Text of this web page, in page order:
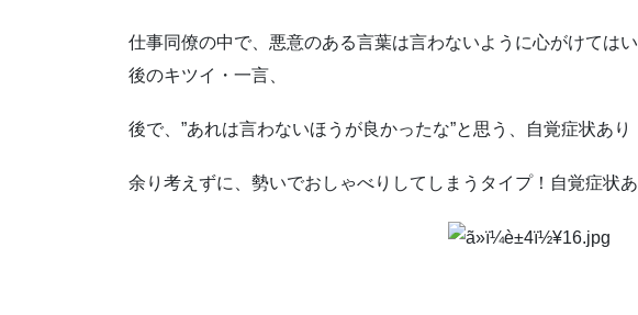
仕事同僚の中で、悪意のある言葉は言わないように心がけては
後のキツイ・一言、
後で、”あれは言わないほうが良かったな”と思う、自覚症状あり
余り考えずに、勢いでおしゃべりしてしまうタイプ！自覚症状あ